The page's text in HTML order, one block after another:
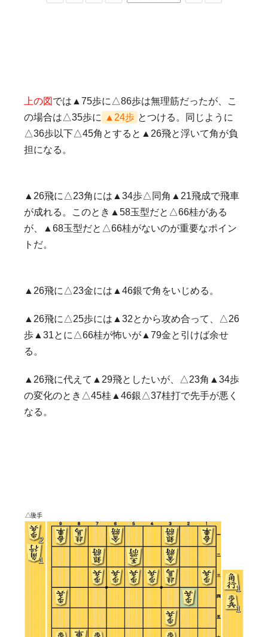
上の図 では▲75歩に△86歩は無理筋だったが、こ
の場合は△35歩に ▲24歩 とつける。同じように
△36歩以下△45角とすると▲26飛と浮いて角が負
担になる。
▲26飛に△23角には▲34歩△同角▲21飛成で飛車
が成れる。このとき▲58玉型だと△66桂がある
が、▲68玉型だと△66桂がないのが重要なポイン
トだ。
▲26飛に△23金には▲46銀で角をいじめる。
▲26飛に△25歩には▲32とから攻め合って、△26
歩▲31とに△66桂が怖いが▲79金と引けば余せ
る。
▲26飛に代えて▲29飛としたいが、△23角▲34歩
の変化のとき△45桂▲46銀△37桂打で先手が悪く
なる。